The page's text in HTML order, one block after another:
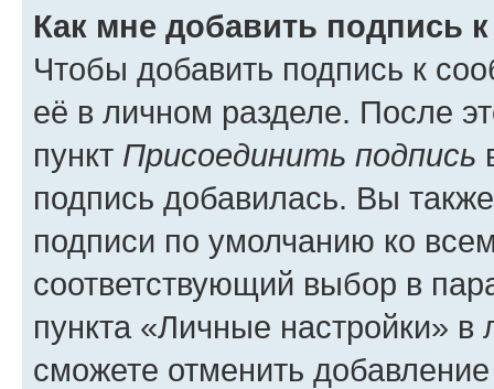
Как мне добавить подпись
Чтобы добавить подпись к
её в личном разделе. После
пункт Присоединить подпись
подпись добавилась. Вы
подписи по умолчанию ко
соответствующий выбор в
пункта «Личные настройки»
сможете отменить